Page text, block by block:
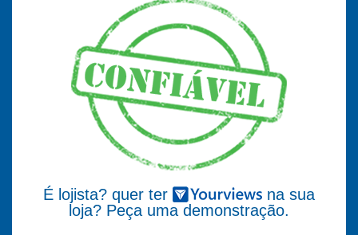
É lojista? quer ter
na sua
loja? Peça uma demonstração.